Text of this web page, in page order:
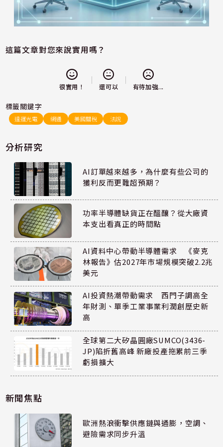
這篇文章對您來說實用嗎？
很實用！ 還可以 有待加強...
標籤關鍵字
達運光電 網通 美國關稅 法說
分析研究
AI訂單越來越多，為什麼有些公司的
獲利反而更難超預期？
功率半導體缺貨正在醞釀？從大廠資
本支出看真正的時間點
AI資料中心帶動半導體需求 《麥克
林報告》估2027年市場規模突破2.2兆
美元
AI投資熱潮帶動需求 西門子調高全
年財測、單季工業事業利潤創歷史新
高
全球第二大矽晶圓廠SUMCO(3436-
JP)陷折舊高峰 新廠投產拖累前三季
虧損擴大
新聞焦點
歐洲熱浪衝擊供應鏈與通膨，空調、
避險需求同步升溫